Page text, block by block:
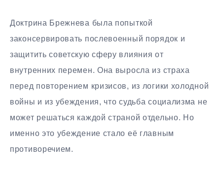
Доктрина Брежнева была попыткой
законсервировать послевоенный порядок и
защитить советскую сферу влияния от
внутренних перемен. Она выросла из страха
перед повторением кризисов, из логики холодной
войны и из убеждения, что судьба социализма не
может решаться каждой страной отдельно. Но
именно это убеждение стало её главным
противоречием.